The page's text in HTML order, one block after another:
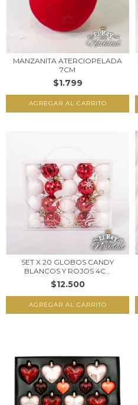
MANZANITA ATERCIOPELADA
7CM
$1.799
SET X 20 GLOBOS CANDY
BLANCOS Y ROJOS 4C...
$12.500